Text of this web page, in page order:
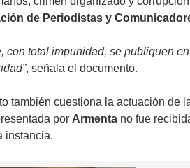
de Periodistas y
con total impunidad, se publiquen
, señala el documento.
también cuestiona la actuación de
por Armenta no fue
instancia.